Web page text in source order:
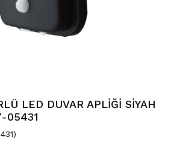
LED DUVAR APLİĞİ SİYAH
05431